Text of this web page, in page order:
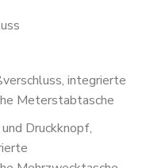
integrierte
Meterstabtasche
Druckknopf,